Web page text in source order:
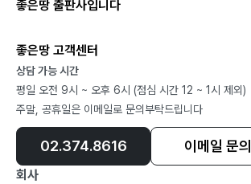
8. 꿈에… 101
10. 그리움에 대한 대답… 107
11. 미쳤구나… 109
12. 달빛 아래… 113
13. The Message… 115
14. ∋ 바람이 전하는 말 ∈… 117
15. 우는 법을 잃어버렸다면 … 119
좋은땅 출판사입니다
좋은땅 고객센터
상담 가능 시간
평일 오전 9시 ~ 오후 6시 (점심 시간 12 ~ 1시 제외)
주말, 공휴일은 이메일로 문의부탁드립니다
02.374.8616 이메일 문의
회사